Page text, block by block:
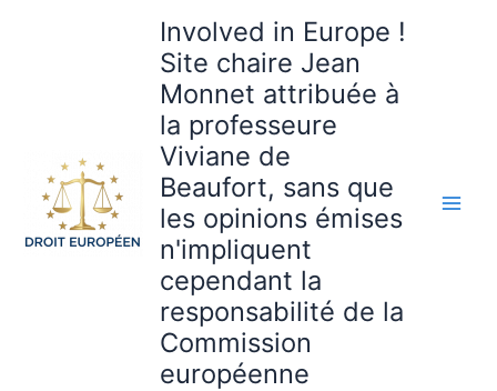
Involved in Europe !
Site chaire Jean
Monnet attribuée à
la professeure
Viviane de
Beaufort, sans que
les opinions émises
n'impliquent
cependant la
responsabilité de la
Commission
européenne